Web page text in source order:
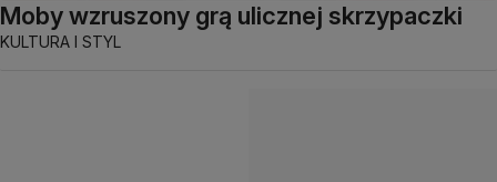
Moby wzruszony grą ulicznej skrzypaczki
KULTURA I STYL